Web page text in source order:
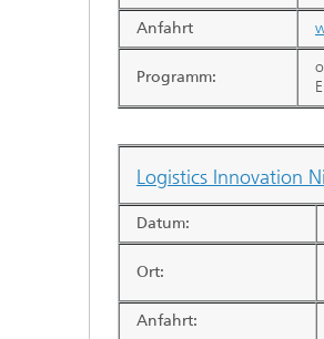
Anfahrt
Programm:
Logistics Innovation
Datum:
Ort:
Anfahrt: